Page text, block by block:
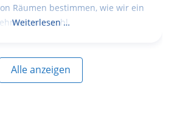
Räumen bestimmen, wie wir ein
wie wohl
Weiterlesen …
Alle anzeigen